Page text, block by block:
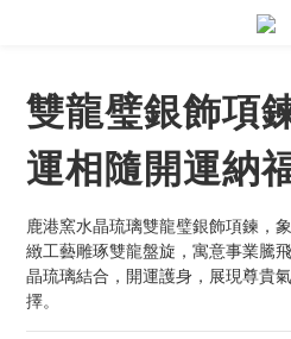
雙龍璧銀飾項
運相隨開運納
鹿港窯水晶琉璃雙龍璧銀飾項鍊，
緻工藝雕琢雙龍盤旋，寓意事業騰
晶琉璃結合，開運護身，展現尊貴
擇。